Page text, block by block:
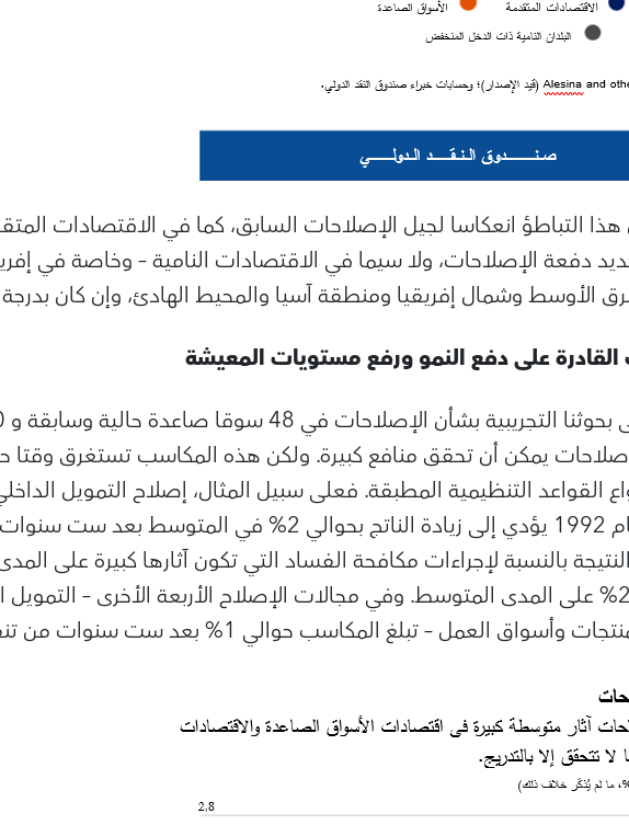
هذا التباطؤ انعكاسا لجيل الإصلاحات السابق، كما في الاقتصادات
دفعة الإصلاحات، ولا سيما في الاقتصادات النامية – وخاصة في
الأوسط وشمال إفريقيا ومنطقة آسيا والمحيط الهادئ، وإن كان
القادرة على دفع النمو ورفع مستويات المعيشة
يمكن أن تحقق منافع كبيرة. ولكن هذه المكاسب تستغرق
القواعد التنظيمية المطبقة. فعلى سبيل المثال، إصلاح التمويل
في مصر عام 1992 يؤدي إلى زيادة الناتج بحوالي 2% في
بالنسبة لإجراءات مكافحة الفساد التي تكون آثارها كبيرة على
عند حوالي 2% على المدى المتوسط. وفي مجالات الإصلاح الأربعة الأخرى –
العمل – تبلغ المكاسب حوالي 1% بعد ست سنوات من تنفيذ الإصلاح.